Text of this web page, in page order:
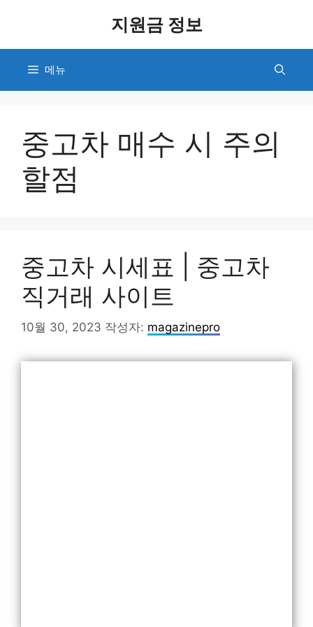
너
지원금 정보
메뉴
중고차 매수 시 주의
할점
중고차 시세표 | 중고차
직거래 사이트
10월 30, 2023 작성자: magazinepro